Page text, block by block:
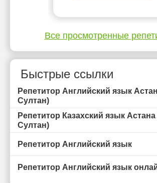
Все просмотренные
Быстрые ссылки
Репетитор Английский язык
Султан)
Репетитор Казахский язык
Султан)
Репетитор Английский язык
Репетитор Английский язык